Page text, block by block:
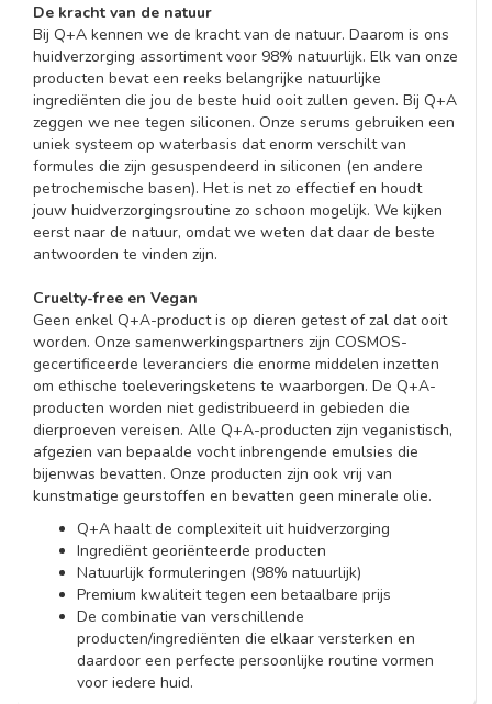
De kracht van de natuur
Bij Q+A kennen we de kracht van de natuur. Daarom is ons
huidverzorging assortiment voor 98% natuurlijk. Elk van onze
producten bevat een reeks belangrijke natuurlijke
ingrediënten die jou de beste huid ooit zullen geven. Bij Q+A
zeggen we nee tegen siliconen. Onze serums gebruiken een
uniek systeem op waterbasis dat enorm verschilt van
formules die zijn gesuspendeerd in siliconen (en andere
petrochemische basen). Het is net zo effectief en houdt
jouw huidverzorgingsroutine zo schoon mogelijk. We kijken
eerst naar de natuur, omdat we weten dat daar de beste
antwoorden te vinden zijn.
Cruelty-free en Vegan
Geen enkel Q+A-product is op dieren getest of zal dat ooit
worden. Onze samenwerkingspartners zijn COSMOS-
gecertificeerde leveranciers die enorme middelen inzetten
om ethische toeleveringsketens te waarborgen. De Q+A-
producten worden niet gedistribueerd in gebieden die
dierproeven vereisen. Alle Q+A-producten zijn veganistisch,
afgezien van bepaalde vocht inbrengende emulsies die
bijenwas bevatten. Onze producten zijn ook vrij van
kunstmatige geurstoffen en bevatten geen minerale olie.
Q+A haalt de complexiteit uit huidverzorging
Ingrediënt georiënteerde producten
Natuurlijk formuleringen (98% natuurlijk)
Premium kwaliteit tegen een betaalbare prijs
De combinatie van verschillende
producten/ingrediënten die elkaar versterken en
daardoor een perfecte persoonlijke routine vormen
voor iedere huid.